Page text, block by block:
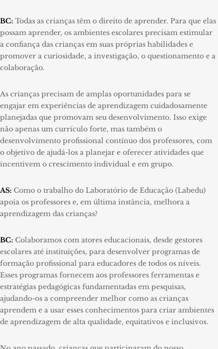
BC: Todas as crianças têm o direito de aprender. Para que elas
possam aprender, os ambientes escolares precisam estimular
a confiança das crianças em suas próprias habilidades e
promover a curiosidade, a investigação, o questionamento e a
colaboração.
As crianças precisam de amplas oportunidades para se
engajar em experiências de aprendizagem cuidadosamente
planejadas que promovam seu desenvolvimento. Isso exige
não apenas um currículo forte, mas também o
desenvolvimento profissional contínuo dos professores, com
o objetivo de ajudá-los a planejar e oferecer atividades que
incentivem o crescimento individual e em grupo.
AS: Como o trabalho do Laboratório de Educação (Labedu)
apoia os professores e, em última instância, melhora a
aprendizagem das crianças?
BC: Colaboramos com atores educacionais, desde gestores
escolares até instituições, para desenvolver programas de
formação profissional para educadores de todos os níveis.
Esses programas fornecem aos professores ferramentas e
estratégias pedagógicas fundamentadas em pesquisas,
ajudando-os a compreender melhor como as crianças
aprendem e a usar esses conhecimentos para criar ambientes
de aprendizagem de alta qualidade, equitativos e inclusivos.